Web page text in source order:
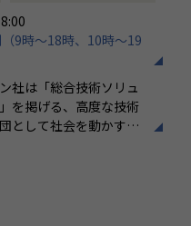
場力と技術コンサルテ
造までを一貫して支援
ニーです。
ェクトからエンジニア
9時～18時、10時～19
（月平均20時間）
社は「総合技術ソリュ
を掲げる、高度な技術
として社会を動かすこ
技術者派遣と呼ばれ